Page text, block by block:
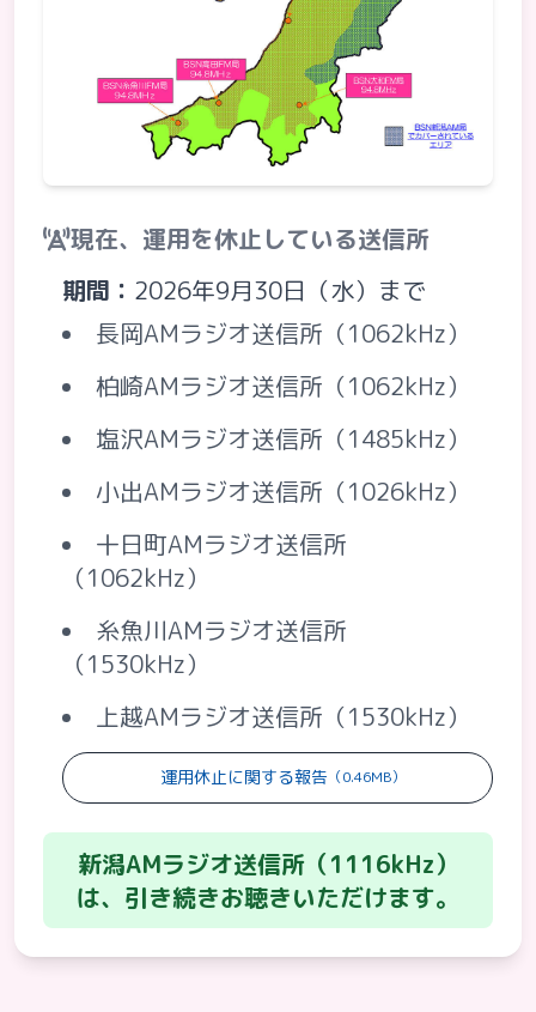
現在、運用を休止している送信所
期間： 2026年9月30日（水）まで
長岡AMラジオ送信所（1062kHz）
柏崎AMラジオ送信所（1062kHz）
塩沢AMラジオ送信所（1485kHz）
小出AMラジオ送信所（1026kHz）
十日町AMラジオ送信所
（1062kHz）
糸魚川AMラジオ送信所
（1530kHz）
上越AMラジオ送信所（1530kHz）
運用休止に関する報告 （0.46MB）
新潟AMラジオ送信所（1116kHz）
は、引き続きお聴きいただけます。